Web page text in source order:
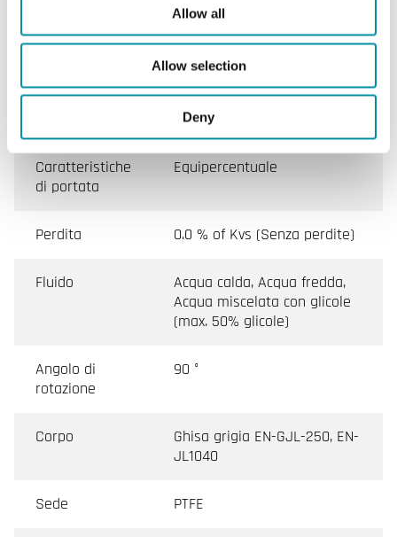
Allow all
Allow selection
Deny
Pressione
nominale
PN16
Tipi di
Flangiato according to
Caratteristiche
di portata
Equipercentuale
Perdita 0.0 % of Kvs (Senza perdite)
Fluido
Acqua calda, Acqua fredda,
Acqua miscelata con glicole
(max. 50% glicole)
Angolo di
rotazione
90 °
Corpo
Ghisa grigia EN-GJL-250, EN-
JL1040
Sede PTFE